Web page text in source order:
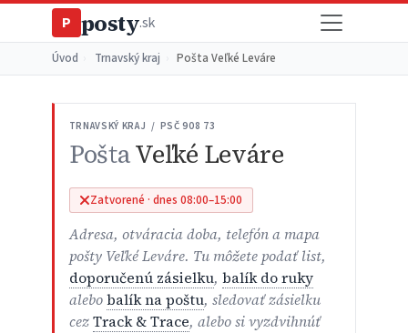
P posty.sk
Úvod Trnavský kraj Pošta Veľké Leváre
TRNAVSKÝ KRAJ / PSČ 908 73
PoštaVeľké Leváre
Zatvorené · dnes 08:00–15:00
Adresa, otváracia doba, telefón a mapa
pošty Veľké Leváre. Tu môžete podať list,
doporučenú zásielku, balík do ruky
alebobalík na poštu, sledovať zásielku
cezTrack & Trace, alebo si vyzdvihnúť